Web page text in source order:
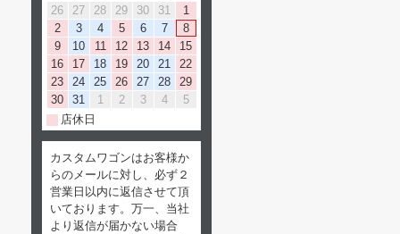
26
27 28 29 30 31
1
2
3 4 5 6 7
8
9
10 11 12 13 14
15
16
17 18 19 20 21
22
23
24 25 26 27 28
29
30
31 1 2 3 4
5
店休日
カスタムワゴンはお客様か
らのメールに対し、必ず２
営業日以内に返信させて頂
いております。万一、当社
より返信が届かない場合